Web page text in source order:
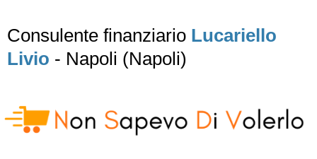
Consulente finanziario Lucariello
Livio - Napoli (Napoli)